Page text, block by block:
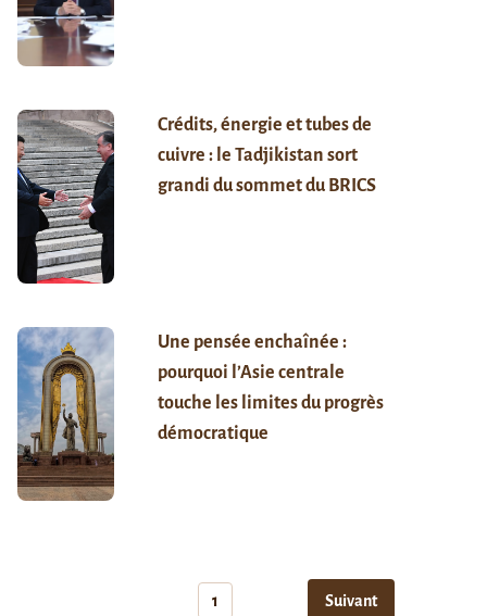
Crédits, énergie et tubes de
cuivre : le Tadjikistan sort
grandi du sommet du BRICS
Une pensée enchaînée :
pourquoi l’Asie centrale
touche les limites du progrès
démocratique
1 Suivant